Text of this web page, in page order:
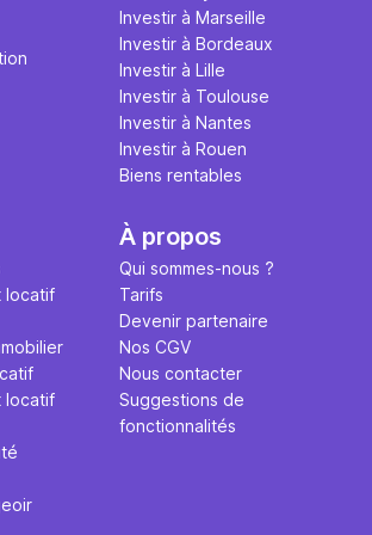
Investir à Marseille
Investir à Bordeaux
Investir à Lille
Investir à Toulouse
Investir à Nantes
Investir à Rouen
Biens rentables
locatif
locatif
À propos
Qui sommes-nous ?
Tarifs
Devenir partenaire
Nos CGV
Nous contacter
Suggestions de
fonctionnalités